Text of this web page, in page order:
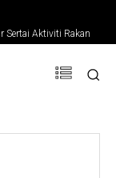
Sertai Aktiviti Rakan